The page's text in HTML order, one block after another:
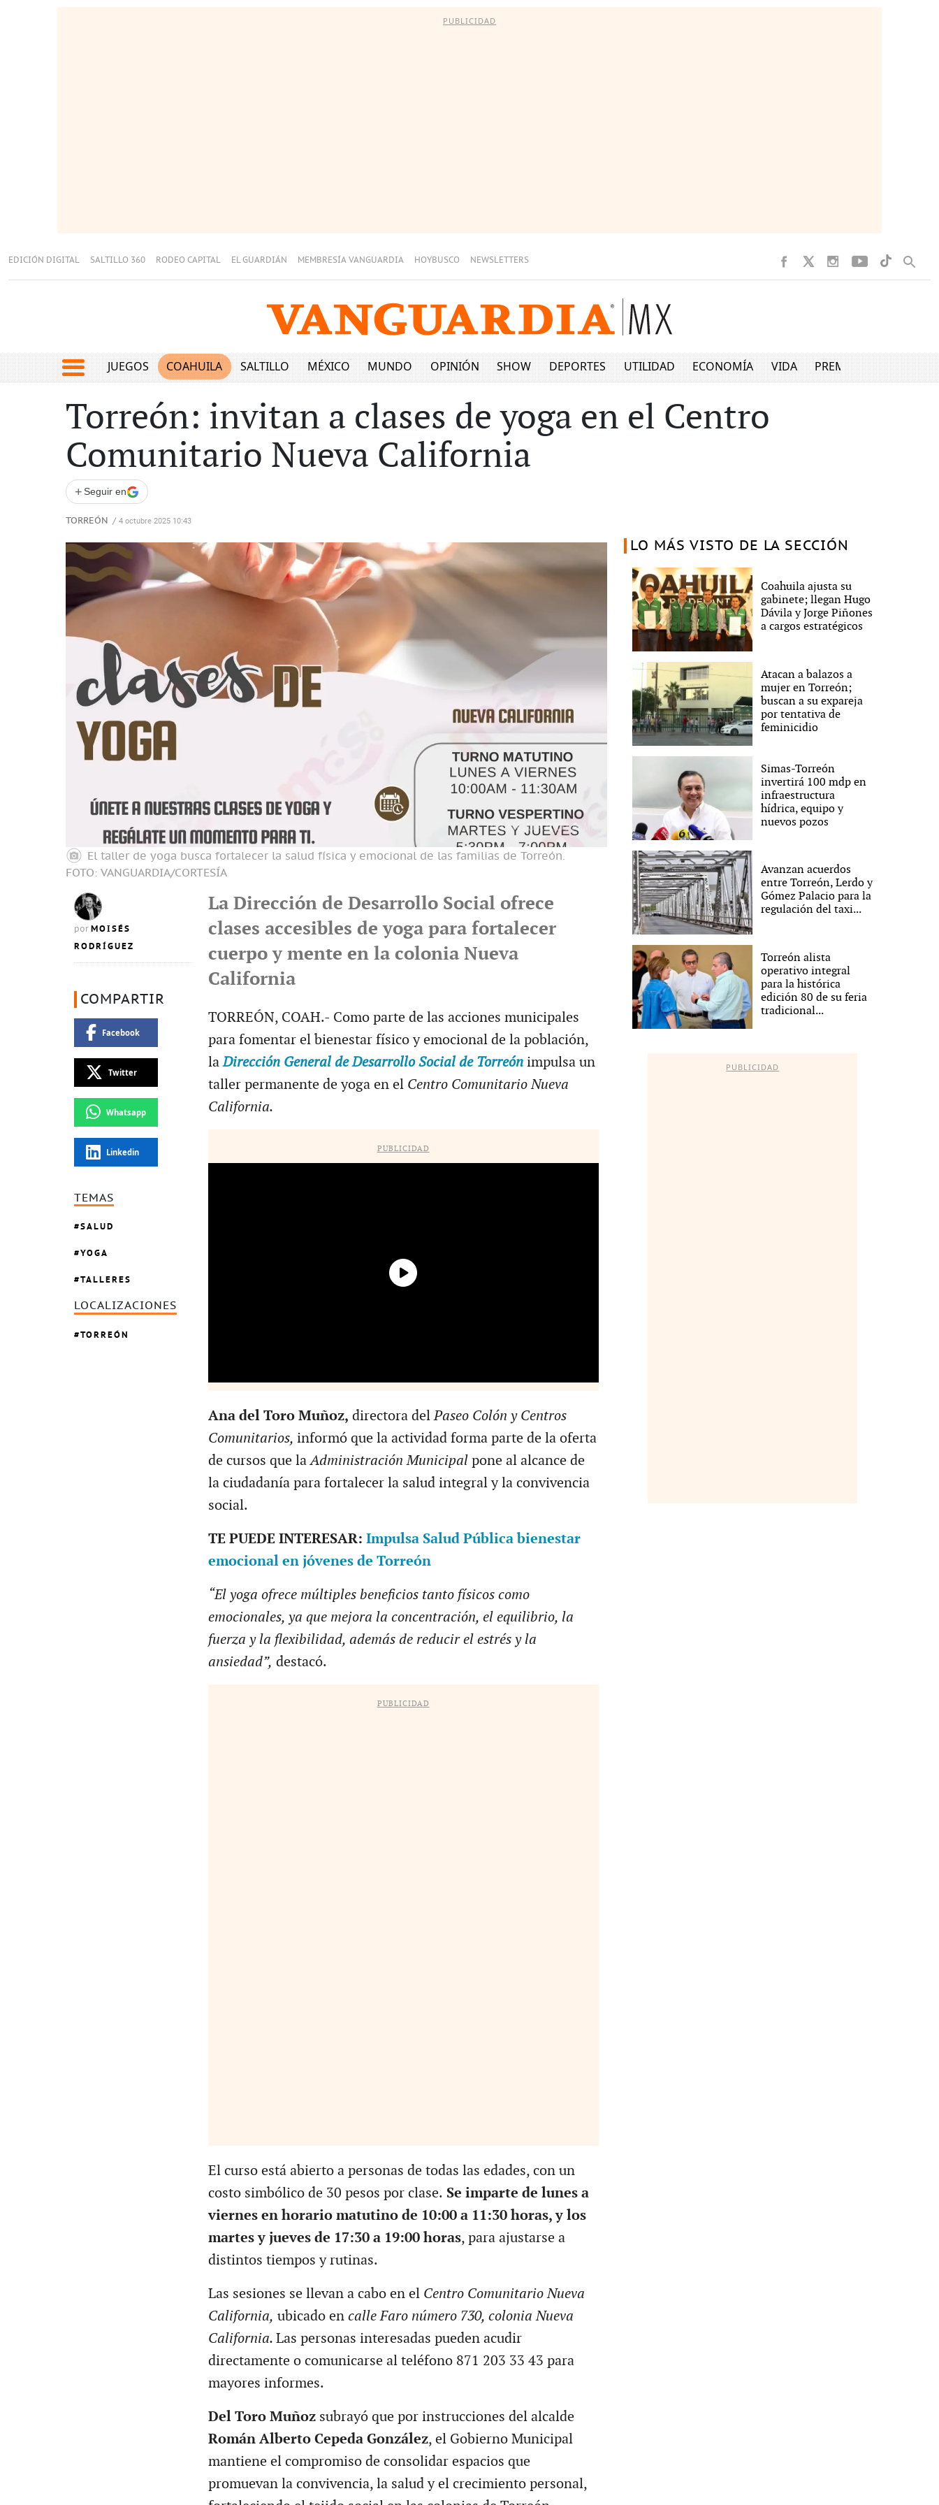
PUBLICIDAD
EDICIÓN DIGITAL SALTILLO 360 RODEO CAPITAL EL GUARDIÁN MEMBRESÍA VANGUARDIA HOYBUSCO NEWSLETTERS
JUEGOS COAHUILA SALTILLO MÉXICO MUNDO OPINIÓN SHOW DEPORTES UTILIDAD ECONOMÍA VIDA PREMIUM
Torreón: invitan a clases de yoga en el Centro
Comunitario Nueva California
+ Seguir en
TORREÓN / 4 octubre 2025 10:43
El taller de yoga busca fortalecer la salud física y emocional de las familias de Torreón.
FOTO: VANGUARDIA/CORTESÍA
por MOISÉS
RODRÍGUEZ
COMPARTIR
Facebook
Twitter
Whatsapp
Linkedin
TEMAS
SALUD
YOGA
TALLERES
LOCALIZACIONES
TORREÓN
La Dirección de Desarrollo Social ofrece
clases accesibles de yoga para fortalecer
cuerpo y mente en la colonia Nueva
California
TORREÓN, COAH.- Como parte de las acciones municipales
para fomentar el bienestar físico y emocional de la población,
laDirección General de Desarrollo Social de Torreón impulsa un
taller permanente de yoga en el Centro Comunitario Nueva
California.
PUBLICIDAD
Ana del Toro Muñoz, directora delPaseo Colón y Centros
Comunitarios, informó que la actividad forma parte de la oferta
de cursos que laAdministración Municipal pone al alcance de
la ciudadanía para fortalecer la salud integral y la convivencia
social.
TE PUEDE INTERESAR: Impulsa Salud Pública bienestar
emocional en jóvenes de Torreón
“El yoga ofrece múltiples beneficios tanto físicos como
emocionales, ya que mejora la concentración, el equilibrio, la
fuerza y la flexibilidad, además de reducir el estrés y la
ansiedad”, destacó.
PUBLICIDAD
El curso está abierto a personas de todas las edades, con un
costo simbólico de 30 pesos por clase. Se imparte de lunes a
viernes en horario matutino de 10:00 a 11:30 horas, y los
martes y jueves de 17:30 a 19:00 horas, para ajustarse a
distintos tiempos y rutinas.
Las sesiones se llevan a cabo en el Centro Comunitario Nueva
California, ubicado en calle Faro número 730, colonia Nueva
California. Las personas interesadas pueden acudir
directamente o comunicarse al teléfono 871 203 33 43 para
mayores informes.
Del Toro Muñozsubrayó que por instrucciones del alcalde
Román Alberto Cepeda González, el Gobierno Municipal
mantiene el compromiso de consolidar espacios que
promuevan la convivencia, la salud y el crecimiento personal,
LO MÁS VISTO DE LA SECCIÓN
Coahuila ajusta su
gabinete; llegan Hugo
Dávila y Jorge Piñones
a cargos estratégicos
Atacan a balazos a
mujer en Torreón;
buscan a su expareja
por tentativa de
feminicidio
Simas-Torreón
invertirá 100 mdp en
infraestructura
hídrica, equipo y
nuevos pozos
Avanzan acuerdos
entre Torreón, Lerdo y
Gómez Palacio para la
regulación del taxi...
Torreón alista
operativo integral
para la histórica
edición 80 de su feria
tradicional...
PUBLICIDAD